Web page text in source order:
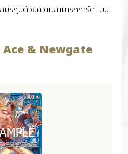
มรภูมิด้วยความสามารถการ์ดแบบ
Ace & Newgate